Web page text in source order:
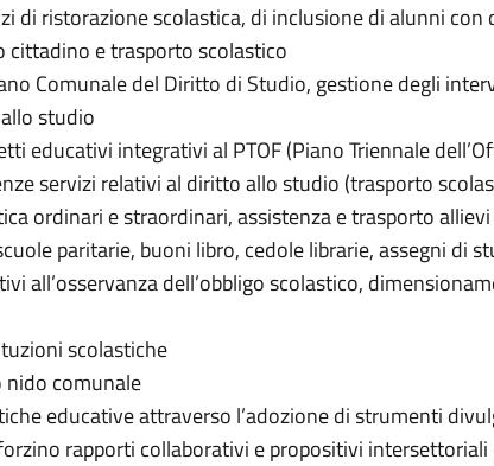
di ristorazione scolastica, di inclusione di alunni con
cittadino e trasporto scolastico
Comunale del Diritto di Studio, gestione degli
studio
educativi integrativi al PTOF (Piano Triennale
servizi relativi al diritto allo studio (trasporto
ordinari e straordinari, assistenza e trasporto
paritarie, buoni libro, cedole librarie, assegni di
all’osservanza dell’obbligo scolastico,
scolastiche
nido comunale
educative attraverso l’adozione di strumenti
rapporti collaborativi e propositivi